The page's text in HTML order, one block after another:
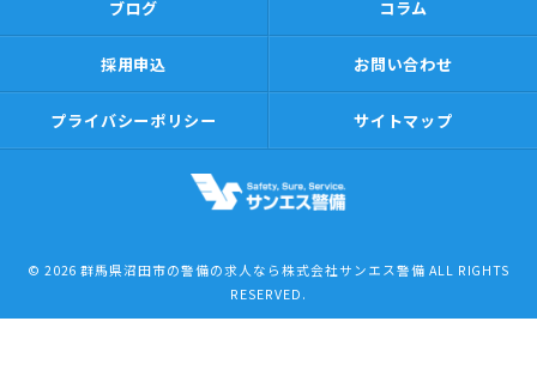
ブログ コラム
採用申込 お問い合わせ
プライバシーポリシー サイトマップ
© 2026 群馬県沼田市の警備の求人なら株式会社サンエス警備 ALL RIGHTS
RESERVED.